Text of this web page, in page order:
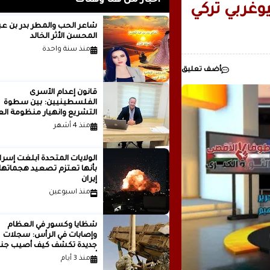
..بقلم ..مصطفى عبدالملك
تركي
أضف تعليق
شاعر الحب والمطر بدر
المحسن الأثر الخالد
منذ سنة واحدة
قانون إعدام الأسرى
الفلسطينيين: بين سطوة
التشريع وانهيار منظومة
الدولية...بقلم الدكتور وسيم
منذ 4 أشهر
الولايات المتحدة أبلغت
بأنها تعتزم تصعيد
إيران
منذ اسبوعين
شظايا وكسور في العظام
وإصابات في الرأس: سجلات
جديدة تكشف كيف أصيب
أمريكيون في الحرب الإيرانية
منذ 3 أيام